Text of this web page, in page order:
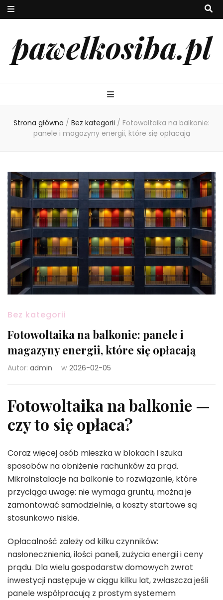
pawelkosiba.pl
Strona główna / Bez kategorii / Fotowoltaika na balkonie:
panele i magazyny energii, które się opłacają
Bez kategorii
Fotowoltaika na balkonie: panele i
magazyny energii, które się opłacają
Autor: admin w 2026-02-05
Fotowoltaika na balkonie —
czy to się opłaca?
Coraz więcej osób mieszka w blokach i szuka
sposobów na obniżenie rachunków za prąd.
Mikroinstalacje na balkonie to rozwiązanie, które
przyciąga uwagę: nie wymaga gruntu, można je
zamontować samodzielnie, a koszty startowe są
stosunkowo niskie.
Opłacalność zależy od kilku czynników:
nasłonecznienia, ilości paneli, zużycia energii i ceny
prądu. Dla wielu gospodarstw domowych zwrot
inwestycji następuje w ciągu kilku lat, zwłaszcza jeśli
panele współpracują z prostym systemem